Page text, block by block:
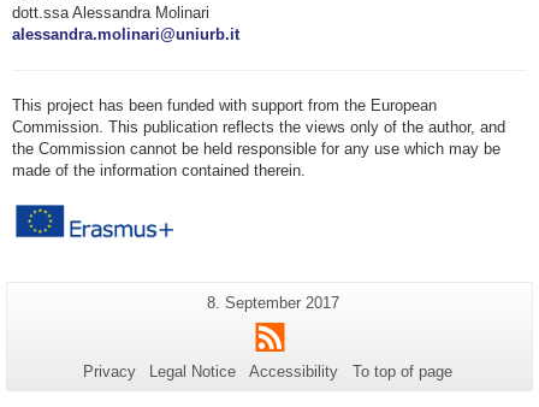
dott.ssa Alessandra Molinari
alessandra.molinari@uniurb.it
This project has been funded with support from the European
Commission. This publication reflects the views only of the author, and
the Commission cannot be held responsible for any use which may be
made of the information contained therein.
Additional
information
about
this
Last
Update:
8. September 2017
RSS
Privacy Legal Notice Accessibility To top of page